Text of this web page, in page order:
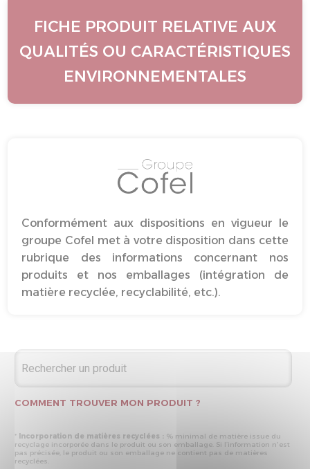
FICHE PRODUIT RELATIVE AUX
QUALITÉS OU CARACTÉRISTIQUES
ENVIRONNEMENTALES
Conformément aux dispositions en vigueur le
groupe Cofel met à votre disposition dans cette
rubrique des informations concernant nos
produits et nos emballages (intégration de
matière recyclée, recyclabilité, etc.).
COMMENT TROUVER MON PRODUIT ?
* Incorporation de matières recyclées : % minimal de matière issue du
recyclage incorporée dans le produit ou son emballage. Si l’information n'est
pas précisée, le produit ou son emballage ne contient pas de matières
recyclées.